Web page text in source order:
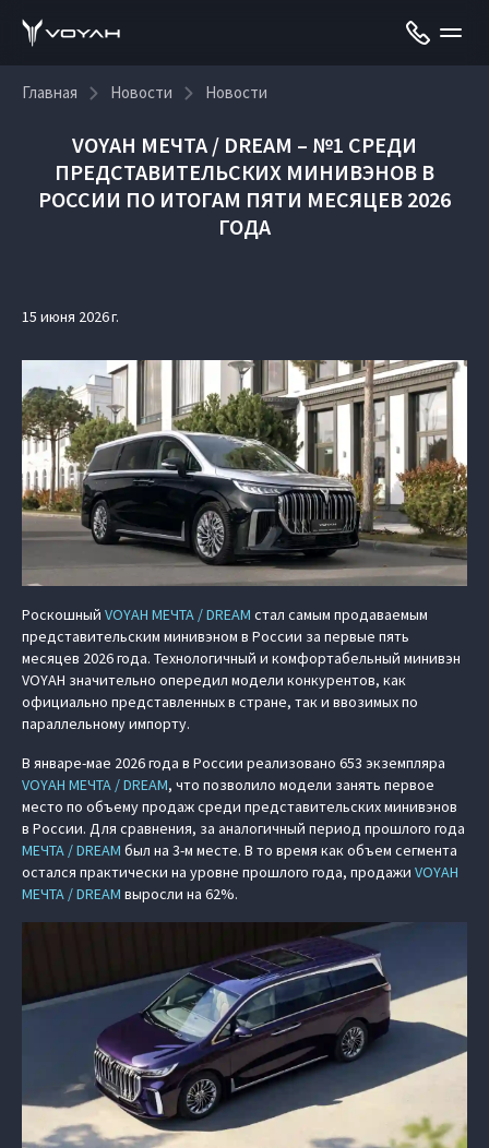
Главная Новости Новости
VOYAH МЕЧТА / DREAM – №1 СРЕДИ
ПРЕДСТАВИТЕЛЬСКИХ МИНИВЭНОВ В
РОССИИ ПО ИТОГАМ ПЯТИ МЕСЯЦЕВ 2026
ГОДА
15 июня 2026 г.
Роскошный VOYAH МЕЧТА / DREAM стал самым продаваемым
представительским минивэном в России за первые пять
месяцев 2026 года. Технологичный и комфортабельный минивэн
VOYAH значительно опередил модели конкурентов, как
официально представленных в стране, так и ввозимых по
параллельному импорту.
В январе-мае 2026 года в России реализовано 653 экземпляра
VOYAH МЕЧТА / DREAM, что позволило модели занять первое
место по объему продаж среди представительских минивэнов
в России. Для сравнения, за аналогичный период прошлого года
МЕЧТА / DREAM был на 3-м месте. В то время как объем сегмента
остался практически на уровне прошлого года, продажи VOYAH
МЕЧТА / DREAM выросли на 62%.